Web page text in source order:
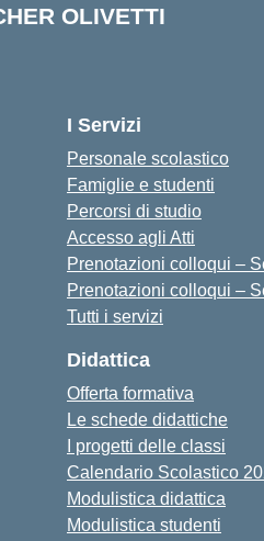
OLIVETTI
I Servizi
Personale scolastico
Famiglie e studenti
Percorsi di studio
Accesso agli Atti
Prenotazioni colloqui –
Prenotazioni colloqui –
Tutti i servizi
Didattica
Offerta formativa
Le schede didattiche
I progetti delle classi
Calendario Scolastico
Modulistica didattica
Modulistica studenti